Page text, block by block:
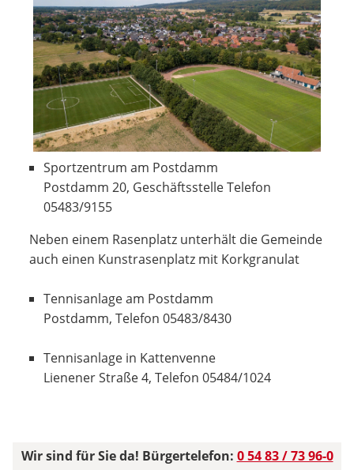
Sportzentrum am Postdamm
Postdamm 20, Geschäftsstelle Telefon
05483/9155
Neben einem Rasenplatz unterhält die Gemeinde
auch einen Kunstrasenplatz mit Korkgranulat
Tennisanlage am Postdamm
Postdamm, Telefon 05483/8430
Tennisanlage in Kattenvenne
Lienener Straße 4, Telefon 05484/1024
Wir sind für Sie da! Bürgertelefon: 0 54 83 / 73 96-0